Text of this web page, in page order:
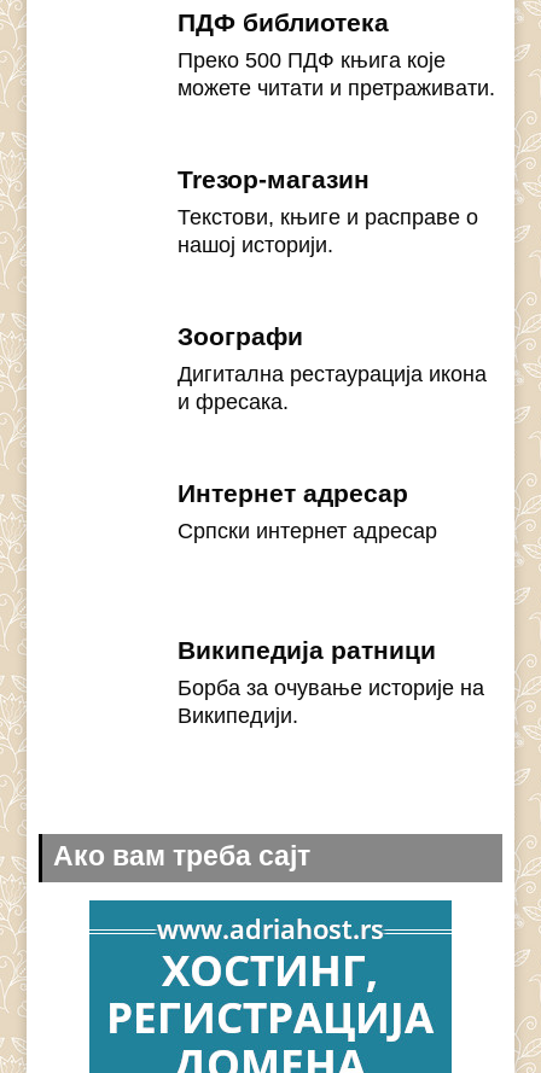
ПДФ библиотека
Преко 500 ПДФ књига које
можете читати и претраживати.
Treзор-магазин
Текстови, књиге и расправе о
нашој историји.
Зоографи
Дигитална рестаурација икона
и фресака.
Интернет адресар
Српски интернет адресар
Википедија ратници
Борба за очување историје на
Википедији.
Ако вам треба сајт